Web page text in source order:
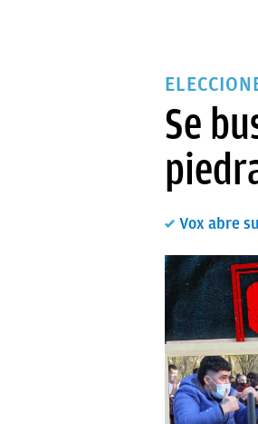
Se
Vox abre